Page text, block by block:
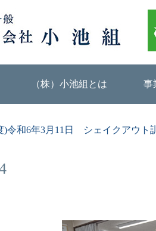
（株）小池組とは 事
)令和6年3月11日 シェイクアウト